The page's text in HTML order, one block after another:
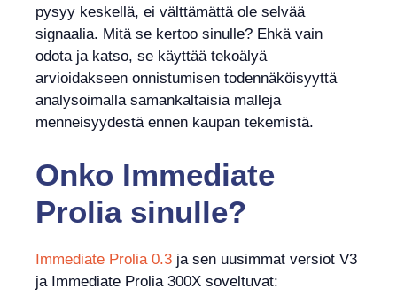
pysyy keskellä, ei välttämättä ole selvää
signaalia. Mitä se kertoo sinulle? Ehkä vain
odota ja katso, se käyttää tekoälyä
arvioidakseen onnistumisen todennäköisyyttä
analysoimalla samankaltaisia malleja
menneisyydestä ennen kaupan tekemistä.
Onko Immediate
Prolia sinulle?
Immediate Prolia 0.3 ja sen uusimmat versiot V3
ja Immediate Prolia 300X soveltuvat: